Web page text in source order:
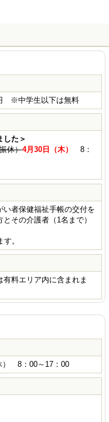
※中学生以下は無料
した＞
休）4月30日（木） 8：
い者保健福祉手帳の交付を
その介護者（1名まで）
。
有料エリア内に含まれま
） 8：00～17：00